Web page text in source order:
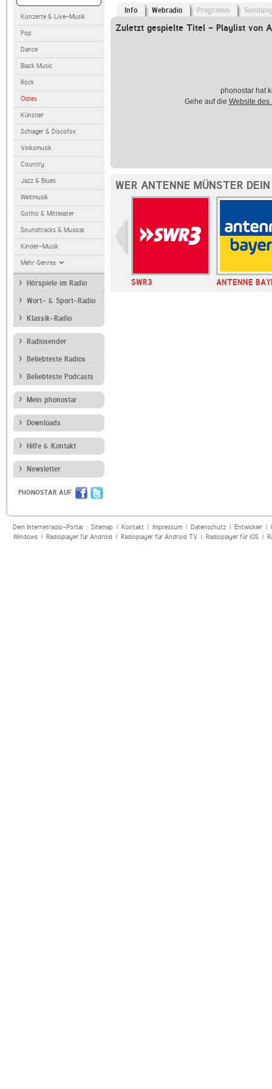
Konzerte & Live-Musik
Pop
Dance
Black Music
Rock
Oldies
Künstler
Schlager & Discofox
Volksmusik
Country
Jazz & Blues
Weltmusik
Gothic & Mittelalter
Soundtracks & Musical
Kinder-Musik
Mehr Genres
Hörspiele im Radio
Wort- & Sport-Radio
Klassik-Radio
Radiosender
Beliebteste Radios
Beliebteste Podcasts
Mein phonostar
Downloads
Hilfe & Kontakt
Newsletter
PHONOSTAR AUF
Info Webradio Programm
Zuletzt gespielte Titel - Playlist von
phonostar hat
Gehe auf die Website des
WER ANTENNE MÜNSTER
SWR3 ANTENNE
Dein Internetradio-Portal : Sitemap| Kontakt| Impressum| Datenschutz| Entwickler|
Windows| Radioplayer für Android| Radioplayer für Android TV| Radioplayer für iOS|